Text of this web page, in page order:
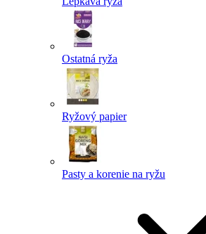
Ostatná ryža
Ryžový papier
Pasty a korenie na ryžu